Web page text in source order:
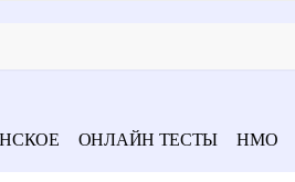
ОНЛАЙН ТЕСТЫ НМО